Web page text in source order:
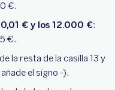
€.
€ y los 12.000 €:
€.
la resta de la casilla 13 y
el signo -).